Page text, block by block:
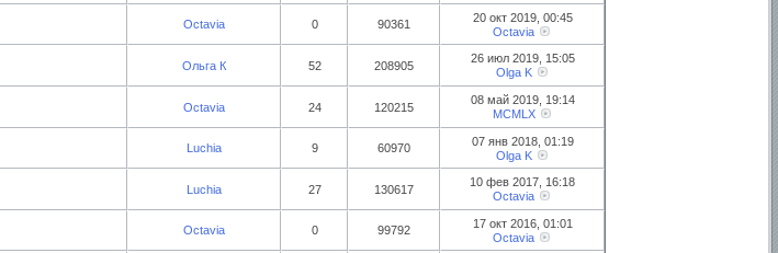
Octavia 0 90361
20 окт 2019, 00:45
Octavia
Ольга К 52 208905
26 июл 2019, 15:05
Olga K
Octavia 24 120215
08 май 2019, 19:14
MCMLX
Luchia 9 60970
07 янв 2018, 01:19
Olga K
Luchia 27 130617
10 фев 2017, 16:18
Octavia
Octavia 0 99792
17 окт 2016, 01:01
Octavia